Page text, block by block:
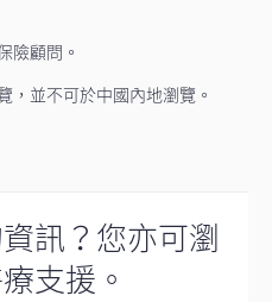
險顧問。
，並不可於中國內地瀏覽。
訊？您亦可瀏
支援。